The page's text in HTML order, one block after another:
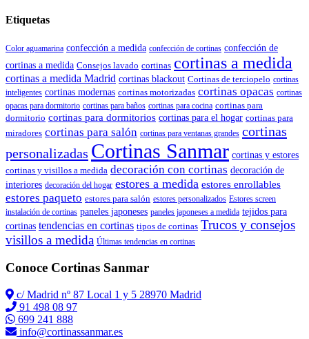
Etiquetas
Color aguamarina confección a medida confección de cortinas confección de
cortinas a medida Consejos lavado cortinas cortinas a medida
cortinas a medida Madrid cortinas blackout Cortinas de terciopelo cortinas
inteligentes cortinas modernas cortinas motorizadas cortinas opacas cortinas
opacas para dormitorio cortinas para baños cortinas para cocina cortinas para
dormitorio cortinas para dormitorios cortinas para el hogar cortinas para
miradores cortinas para salón cortinas para ventanas grandes cortinas
personalizadas Cortinas Sanmar cortinas y estores
cortinas y visillos a medida decoración con cortinas decoración de
interiores decoración del hogar estores a medida estores enrollables
estores paqueto estores para salón estores personalizados Estores screen
instalación de cortinas paneles japoneses paneles japoneses a medida tejidos para
cortinas tendencias en cortinas tipos de cortinas Trucos y consejos
visillos a medida Últimas tendencias en cortinas
Conoce Cortinas Sanmar
c/ Madrid nº 87 Local 1 y 5 28970 Madrid
91 498 08 97
699 241 888
info@cortinassanmar.es